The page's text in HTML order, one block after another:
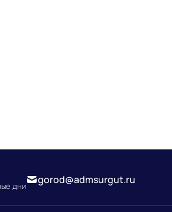
дни gorod@admsurgut.ru